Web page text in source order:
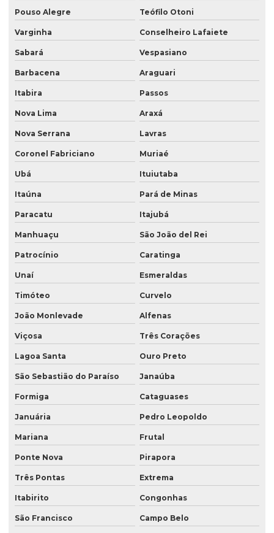
Pouso Alegre Teófilo Otoni
Varginha Conselheiro Lafaiete
Sabará Vespasiano
Barbacena Araguari
Itabira Passos
Nova Lima Araxá
Nova Serrana Lavras
Coronel Fabriciano Muriaé
Ubá Ituiutaba
Itaúna Pará de Minas
Paracatu Itajubá
Manhuaçu São João del Rei
Patrocínio Caratinga
Unaí Esmeraldas
Timóteo Curvelo
João Monlevade Alfenas
Viçosa Três Corações
Lagoa Santa Ouro Preto
São Sebastião do Paraíso Janaúba
Formiga Cataguases
Januária Pedro Leopoldo
Mariana Frutal
Ponte Nova Pirapora
Três Pontas Extrema
Itabirito Congonhas
São Francisco Campo Belo